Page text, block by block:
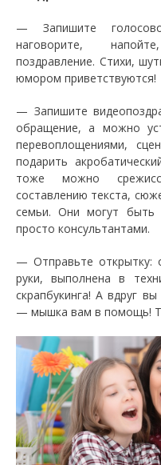
— Запишите
наговорите,
поздравление. Стихи,
юмором приветствуются!
— Запишите
обращение, а можно
перевоплощениями,
подарить
тоже можно
составлению текста,
семьи. Они могут быть
просто консультантами.
— Отправьте открытку:
руки, выполнена в
скрапбукинга! А вдруг
— мышка вам в помощь!